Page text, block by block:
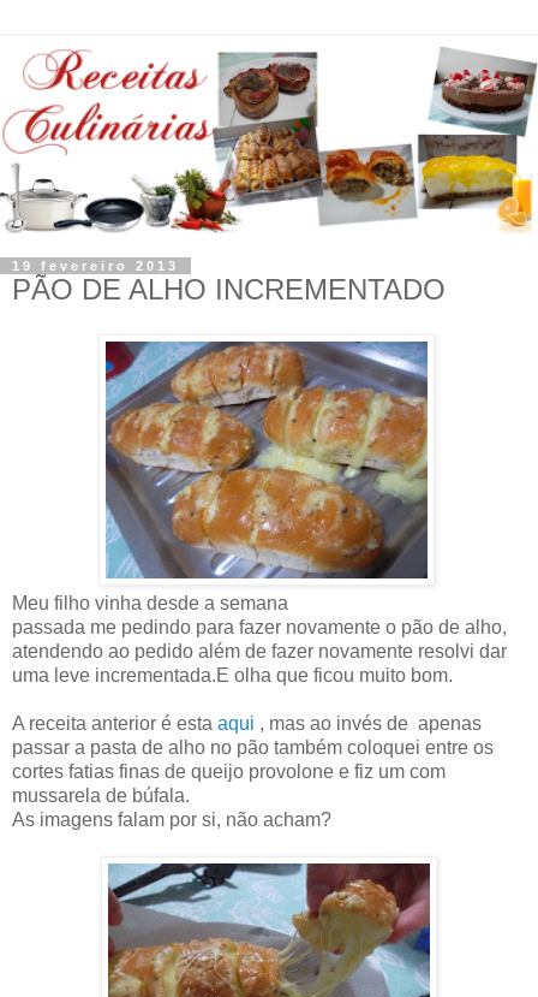
19 fevereiro 2013
PÃO DE ALHO INCREMENTADO
Meu filho vinha desde a semana
passada me pedindo para fazer novamente o pão de alho,
atendendo ao pedido além de fazer novamente resolvi dar
uma leve incrementada.E olha que ficou muito bom.
A receita anterior é esta aqui , mas ao invés de apenas
passar a pasta de alho no pão também coloquei entre os
cortes fatias finas de queijo provolone e fiz um com
mussarela de búfala.
As imagens falam por si, não acham?